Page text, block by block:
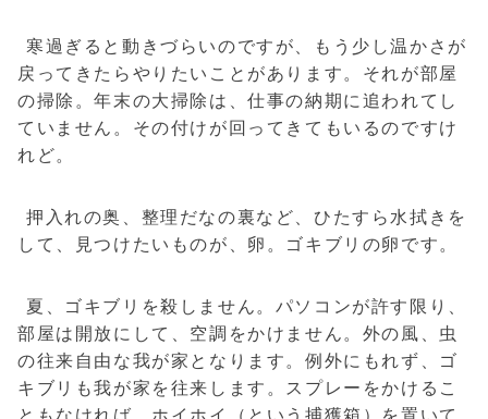
寒過ぎると動きづらいのですが、もう少し温かさが
戻ってきたらやりたいことがあります。それが部屋
の掃除。年末の大掃除は、仕事の納期に追われてし
ていません。その付けが回ってきてもいるのですけ
れど。
押入れの奥、整理だなの裏など、ひたすら水拭きを
して、見つけたいものが、卵。ゴキブリの卵です。
夏、ゴキブリを殺しません。パソコンが許す限り、
部屋は開放にして、空調をかけません。外の風、虫
の往来自由な我が家となります。例外にもれず、ゴ
キブリも我が家を往来します。スプレーをかけるこ